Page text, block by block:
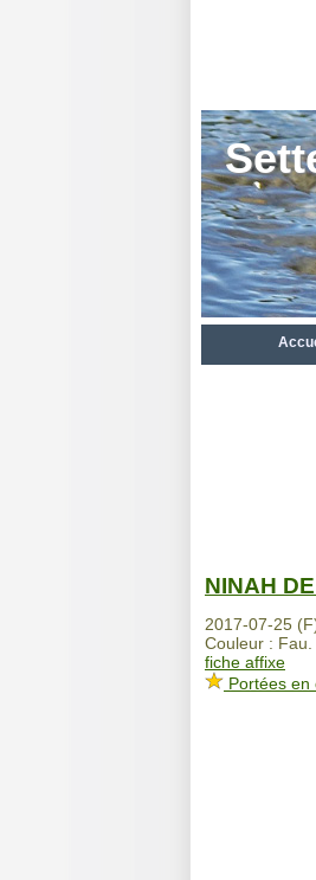
NINAH
2017-07-25
Couleur : Fau.
fiche affixe
Portées en